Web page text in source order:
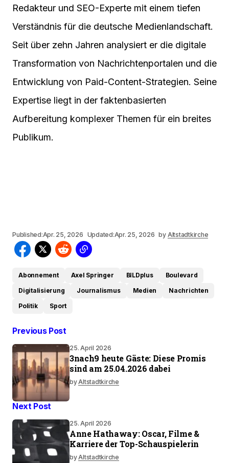
Redakteur und SEO-Experte mit einem tiefen
Verständnis für die deutsche Medienlandschaft.
Seit über zehn Jahren analysiert er die digitale
Transformation von Nachrichtenportalen und die
Entwicklung von Paid-Content-Strategien. Seine
Expertise liegt in der faktenbasierten
Aufbereitung komplexer Themen für ein breites
Publikum.
Published:Apr. 25, 2026 Updated:Apr. 25, 2026 by Altstadtkirche
Abonnement Axel Springer BILDplus
Boulevard
Digitalisierung
Journalismus Medien
Nachrichten
Politik
Sport
Previous Post
25. April 2026
3nach9 heute Gäste: Diese Promis
sind am 25.04.2026 dabei
byAltstadtkirche
Next Post
25. April 2026
Anne Hathaway: Oscar, Filme &
Karriere der Top-Schauspielerin
byAltstadtkirche